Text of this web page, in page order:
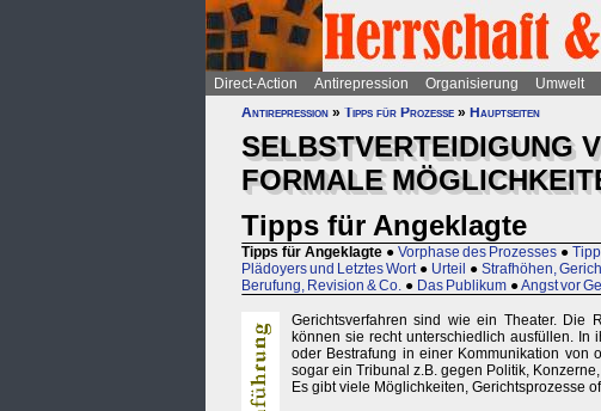
Direct-Action Antirepression Organisierung Umwelt
Antirepression » Tipps für Prozesse » Hauptseiten
SELBSTVERTEIDIGUNG
FORMALE
Tipps für Angeklagte
Tipps für Angeklagte ● Vorphase des Prozesses ●
Plädoyers und Letztes Wort ● Urteil ● Strafhöhen,
Berufung, Revision & Co. ● Das Publikum ●Angst vor
Gerichtsverfahren sind wie ein Theater. Die
können sie recht unterschiedlich ausfüllen. In
oder Bestrafung in einer Kommunikation von
sogar ein Tribunal z.B. gegen Politik,
Es gibt viele Möglichkeiten, Gerichtsprozesse